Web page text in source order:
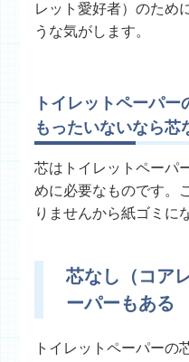
レット愛好者）のため
うな気がします。
トイレットペーパ
もったいないなら芯
芯はトイレットペーパ
めに必要なものです。
りませんから紙ゴミに
芯なし（コア
ーパーもある
トイレットペーパーの